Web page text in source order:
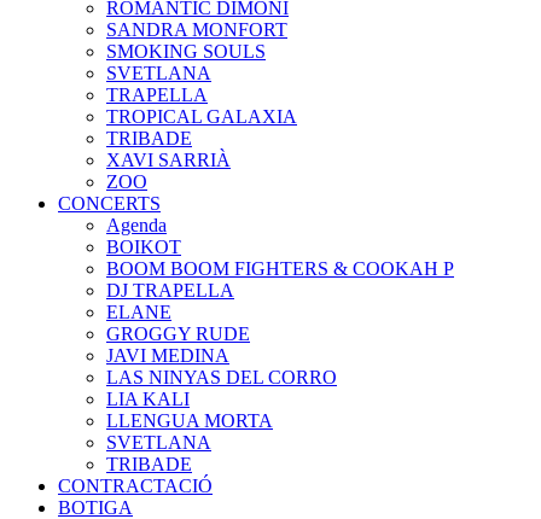
ROMÀNTIC DIMONI
SANDRA MONFORT
SMOKING SOULS
SVETLANA
TRAPELLA
TROPICAL GALAXIA
TRIBADE
XAVI SARRIÀ
ZOO
CONCERTS
Agenda
BOIKOT
BOOM BOOM FIGHTERS & COOKAH P
DJ TRAPELLA
ELANE
GROGGY RUDE
JAVI MEDINA
LAS NINYAS DEL CORRO
LIA KALI
LLENGUA MORTA
SVETLANA
TRIBADE
CONTRACTACIÓ
BOTIGA